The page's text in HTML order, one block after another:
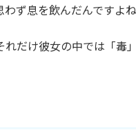
ず息を飲んだんですよね
だけ彼女の中では「毒